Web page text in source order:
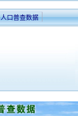
人口普查数据